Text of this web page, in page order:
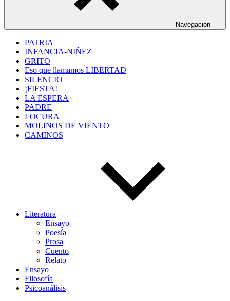
Navegación
PATRIA
INFANCIA-NIÑEZ
GRITO
Eso que llamamos LIBERTAD
SILENCIO
¡FIESTA!
LA ESPERA
PADRE
LOCURA
MOLINOS DE VIENTO
CAMINOS
Literatura
Ensayo
Poesía
Prosa
Cuento
Relato
Ensayo
Filosofía
Psicoanálisis